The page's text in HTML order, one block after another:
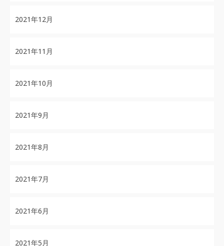
2021年12月
2021年11月
2021年10月
2021年9月
2021年8月
2021年7月
2021年6月
2021年5月